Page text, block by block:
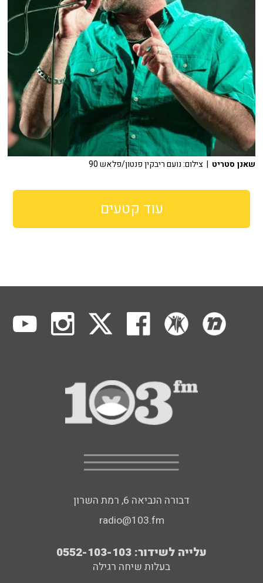
שאנן סטריט | צילום: נועם ריבקין פנטון/פלאש 90
עוד קטעים
דבורה הנביאה 6, רמת השרון
radio@103.fm
עלייה לשידור: 0552-103-103
בעלות שיחה רגילה